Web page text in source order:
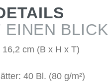
EINEN BLICK
cm (B x H x T)
40 Bl. (80 g/m²)